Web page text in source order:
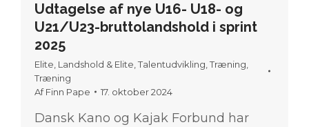
Udtagelse af nye U16- U18- og
U21/U23-bruttolandshold i sprint
2025
Elite, Landshold & Elite,Talentudvikling,Træning,
Træning
AfFinn Pape 17. oktober 2024
Dansk Kano og Kajak Forbund har